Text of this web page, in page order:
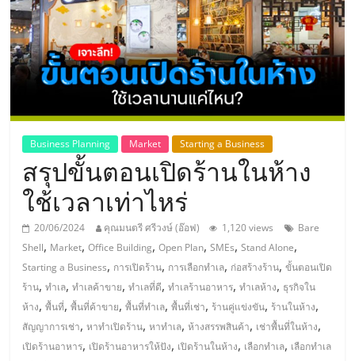
ThaiSMEsCenter,
รวม
ธุรกิจ
เอ
ส
เอ็
มอี
Business Planning Market Starting a Business
สรุปขั้นตอนเปิดร้านในห้าง
ใช้เวลาเท่าไหร่
20/06/2024 คุณมนตรี ศรีวงษ์ (อ๊อฟ) 1,120 views
Bare
Shell, Market,Office Building,Open Plan,SMEs,Stand Alone,
Starting a Business, การเปิดร้าน, การเลือกทำเล, ก่อสร้างร้าน,ขั้นตอนเปิด
ร้าน,ทำเล,ทำเลค้าขาย,ทำเลที่ดี,ทำเลร้านอาหาร,ทำเลห้าง, ธุรกิจใน
ห้าง,พื้นที่,พื้นที่ค้าขาย,พื้นที่ทำเล,พื้นที่เช่า, ร้านคู่แข่งขัน, ร้านในห้าง,
สัญญาการเช่า,หาทำเปิดร้าน,หาทำเล,ห้างสรรพสินค้า, เช่าพื้นที่ในห้าง,
เปิดร้านอาหาร, เปิดร้านอาหารให้ปัง, เปิดร้านในห้าง, เลือกทำเล, เลือกทำเล